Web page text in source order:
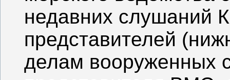
недавних слушаний
представителей
делам вооруженных